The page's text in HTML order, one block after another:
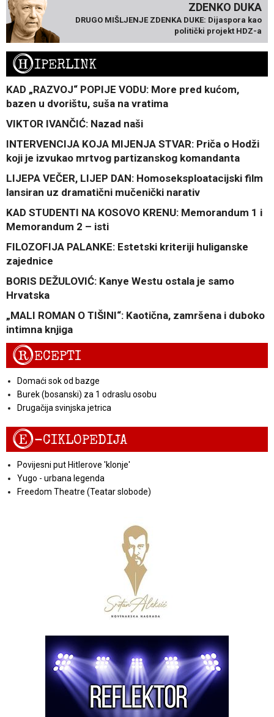
ZDENKO DUKA
DRUGO MIŠLJENJE ZDENKA DUKE: Dijaspora kao
politički projekt HDZ-a
HIPERLINK
KAD „RAZVOJ“ POPIJE VODU: More pred kućom,
bazen u dvorištu, suša na vratima
VIKTOR IVANČIĆ: Nazad naši
INTERVENCIJA KOJA MIJENJA STVAR: Priča o Hodži
koji je izvukao mrtvog partizanskog komandanta
LIJEPA VEČER, LIJEP DAN: Homoseksploatacijski film
lansiran uz dramatični mučenički narativ
KAD STUDENTI NA KOSOVO KRENU: Memorandum 1 i
Memorandum 2 – isti
FILOZOFIJA PALANKE: Estetski kriteriji huliganske
zajednice
BORIS DEŽULOVIĆ: Kanye Westu ostala je samo
Hrvatska
„MALI ROMAN O TIŠINI“: Kaotična, zamršena i duboko
intimna knjiga
RECEPTI
Domaći sok od bazge
Burek (bosanski) za 1 odraslu osobu
Drugačija svinjska jetrica
E-CIKLOPEDIJA
Povijesni put Hitlerove 'klonje'
Yugo - urbana legenda
Freedom Theatre (Teatar slobode)